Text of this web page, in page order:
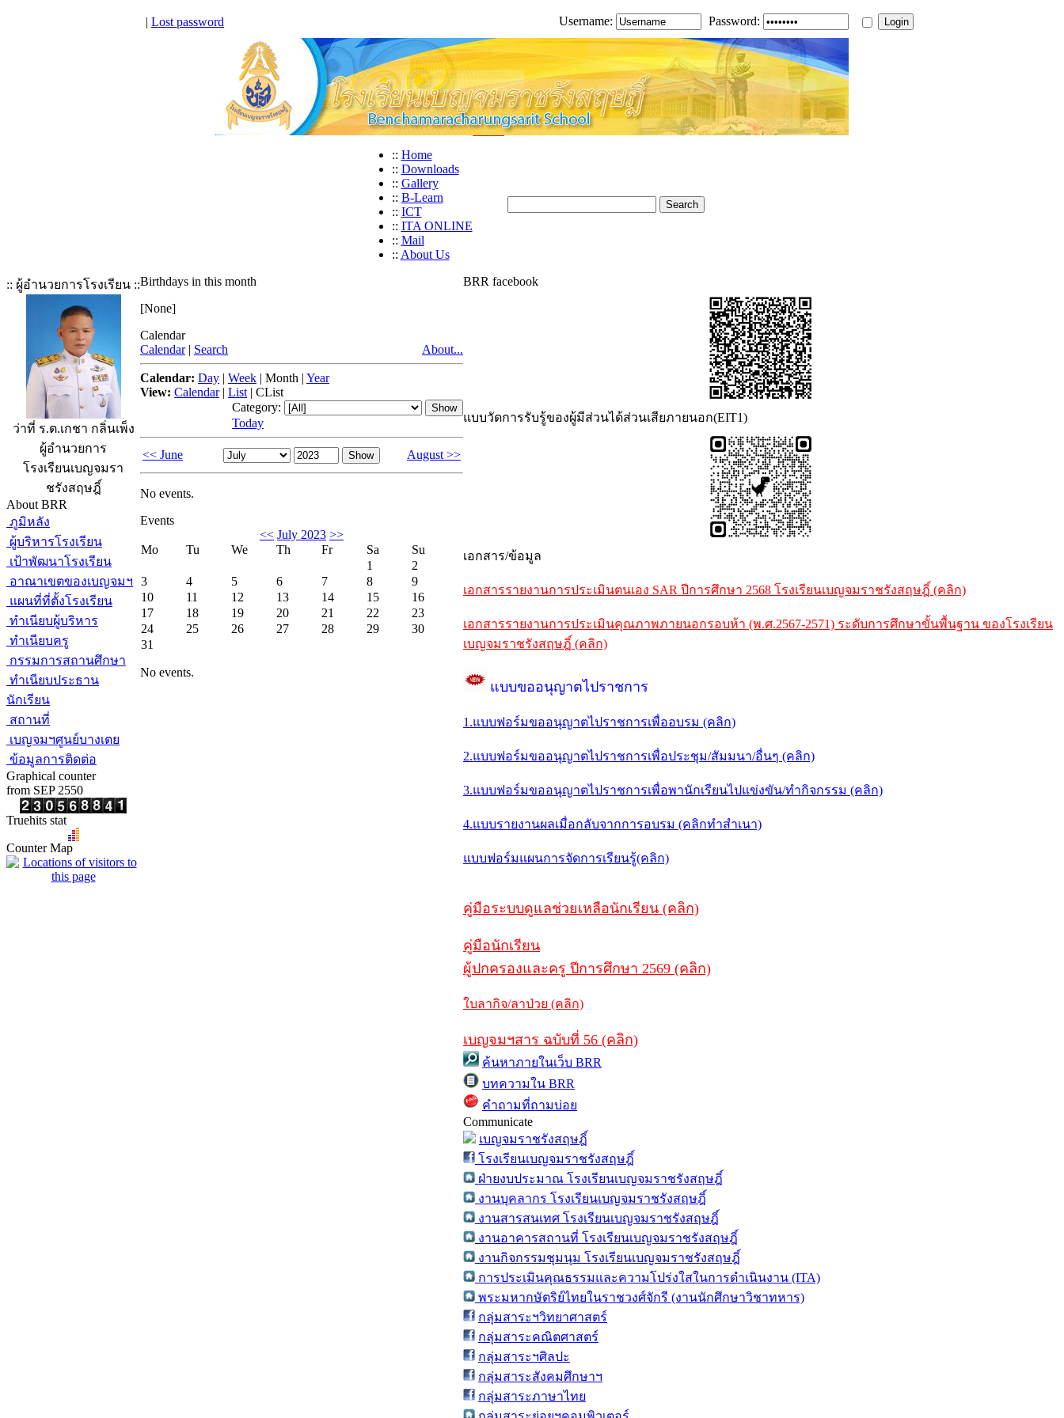
| Lost password Username: Password:
:: Home
:: Downloads
:: Gallery
:: B-Learn
:: ICT
:: ITA ONLINE
:: Mail
:: About Us
:: ผู้อำนวยการโรงเรียน ::
ว่าที่ ร.ต.เกชา กลิ่นเพ็ง
ผู้อำนวยการ
โรงเรียนเบญจมรา
ชรังสฤษฎิ์
About BRR
ภูมิหลัง
ผู้บริหารโรงเรียน
เป้าพัฒนาโรงเรียน
อาณาเขตของเบญจมฯ
แผนที่ที่ตั้งโรงเรียน
ทำเนียบผู้บริหาร
ทำเนียบครู
กรรมการสถานศึกษา
ทำเนียบประธาน
นักเรียน
สถานที่
เบญจมฯศูนย์บางเตย
ข้อมูลการติดต่อ
Graphical counter
from SEP 2550
Truehits stat
Counter Map
Birthdays in this month
[None]
Calendar
Calendar | Search About...
Calendar: Day | Week | Month | Year
View: Calendar| List | CList
Category:
Today
<< June August >>
No events.
Events
<< July 2023 >>
Mo
Tu We Th Fr Sa
Su
1
2
3
4 5 6 7 8
9
10
11 12 13 14 15
16
17
18 19 20 21 22
23
24
25 26 27 28 29
30
31
No events.
BRR facebook
แบบวัดการรับรู้ของผู้มีส่วนได้ส่วนเสียภายนอก(EIT1)
เอกสาร/ข้อมูล
เอกสารรายงานการประเมินตนเอง SAR ปีการศึกษา 2568 โรงเรียนเบญจมราชรังสฤษฎิ์ (คลิก)
เอกสารรายงานการประเมินคุณภาพภายนอกรอบห้า (พ.ศ.2567-2571) ระดับการศึกษาขั้นพื้นฐาน ของโรงเรียน
เบญจมราชรังสฤษฎิ์ (คลิก)
แบบขออนุญาตไปราชการ
1.แบบฟอร์มขออนุญาตไปราชการเพื่ออบรม (คลิก)
2.แบบฟอร์มขออนุญาตไปราชการเพื่อประชุม/สัมมนา/อื่นๆ (คลิก)
3.แบบฟอร์มขออนุญาตไปราชการเพื่อพานักเรียนไปแข่งขัน/ทำกิจกรรม (คลิก)
4.แบบรายงานผลเมื่อกลับจากการอบรม (คลิกทำสำเนา)
แบบฟอร์มแผนการจัดการเรียนรู้(คลิก)
คู่มือระบบดูแลช่วยเหลือนักเรียน (คลิก)
คู่มือนักเรียน
ผู้ปกครองและครู ปีการศึกษา 2569 (คลิก)
ใบลากิจ/ลาป่วย (คลิก)
เบญจมฯสาร ฉบับที่ 56 (คลิก)
ค้นหาภายในเว็บ BRR
บทความใน BRR
คำถามที่ถามบ่อย
Communicate
เบญจมราชรังสฤษฎิ์
โรงเรียนเบญจมราชรังสฤษฎิ์
ฝ่ายงบประมาณ โรงเรียนเบญจมราชรังสฤษฎิ์
งานบุคลากร โรงเรียนเบญจมราชรังสฤษฎิ์
งานสารสนเทศ โรงเรียนเบญจมราชรังสฤษฎิ์
งานอาคารสถานที่ โรงเรียนเบญจมราชรังสฤษฎิ์
งานกิจกรรมชุมนุม โรงเรียนเบญจมราชรังสฤษฎิ์
การประเมินคุณธรรมและความโปร่งใสในการดำเนินงาน (ITA)
พระมหากษัตริย์ไทยในราชวงศ์จักรี (งานนักศึกษาวิชาทหาร)
กลุ่มสาระฯวิทยาศาสตร์
กลุ่มสาระคณิตศาสตร์
กลุ่มสาระฯศิลปะ
กลุ่มสาระสังคมศึกษาฯ
กลุ่มสาระภาษาไทย